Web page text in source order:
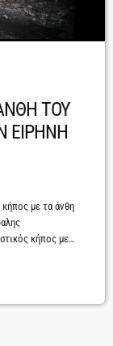
ΤΟΥ
ΕΙΡΗΝΗ
με τα άνθη
κήπος με
ιδιαίτερα
Ειρήνης